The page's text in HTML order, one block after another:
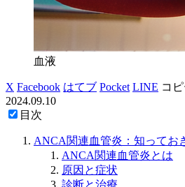
血液
X Facebook はてブ Pocket LINE コ
2024.09.10
目次
ANCA関連血管炎：知ってお
ANCA関連血管炎とは
原因と症状
診断と治療